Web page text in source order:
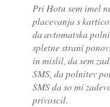
Pri Hotu sem imel
placevanja s
da avtomatska
spletne strani
in mislil, da sem
SMS, da polnitev
SMS da so mi
privoscil.